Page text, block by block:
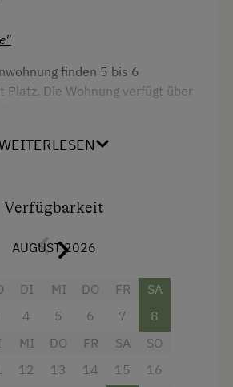
finden 5 bis 6
Platz. Die Wohnung verfügt über
Küche, Geschirrspüler,
2 getrennten WC's, E-Herd
Nichtraucherwohnung
eine Berglandschaft
Verfügbarkeit
AUGUST 2026
DI
4
MI
5
DO
6
FR
7
SA
8
MI
12
DO
13
FR
14
SA
15
SO
16